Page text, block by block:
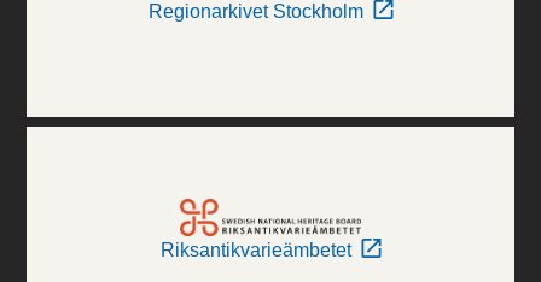
Regionarkivet Stockholm
Riksantikvarieämbetet